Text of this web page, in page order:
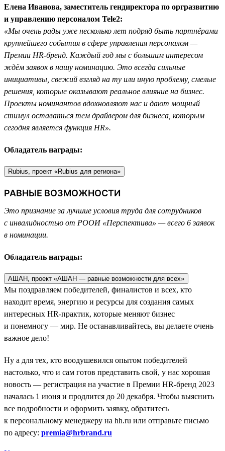
Елена Иванова, заместитель гендиректора по оргразвитию
и управлению персоналом Tele2:
«Мы очень рады уже несколько лет подряд быть партнёрами
крупнейшего события в сфере управления персоналом —
Премии HR-бренд. Каждый год мы с большим интересом
ждём заявок в нашу номинацию. Это всегда сильные
инициативы, свежий взгляд на ту или иную проблему, смелые
решения, которые оказывают реальное влияние на бизнес.
Проекты номинантов вдохновляют нас и дают мощный
стимул оставаться тем драйвером для бизнеса, которым
сегодня является функция HR».
Обладатель награды:
Rubius, проект «Rubius для региона»
РАВНЫЕ ВОЗМОЖНОСТИ
Это признание за лучшие условия труда для сотрудников
с инвалидностью от РООИ «Перспектива» — всего 6 заявок
в номинации.
Обладатель награды:
АШАН, проект «АШАН — равные возможности для всех»
Мы поздравляем победителей, финалистов и всех, кто
находит время, энергию и ресурсы для создания самых
интересных HR-практик, которые меняют бизнес
и понемногу — мир. Не останавливайтесь, вы делаете очень
важное дело!
Ну а для тех, кто воодушевился опытом победителей
настолько, что и сам готов представить свой, у нас хорошая
новость — регистрация на участие в Премии HR-бренд 2023
началась 1 июня и продлится до 20 декабря. Чтобы выяснить
все подробности и оформить заявку, обратитесь
к персональному менеджеру на hh.ru или отправьте письмо
по адресу: premia@hrbrand.ru